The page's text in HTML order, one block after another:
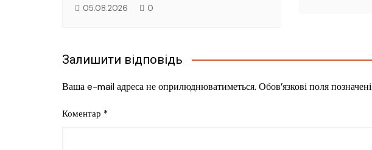
05.08.2026 0
Залишити відповідь
Ваша e-mail адреса не оприлюднюватиметься. Обов’язкові поля позначені
Коментар *